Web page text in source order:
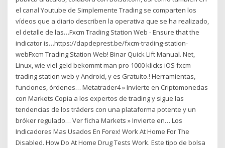
el canal Youtube de Simplemente Trading se comparten los
vídeos que a diario describen la operativa que se ha realizado,
el detalle de las…Fxcm Trading Station Web - Ensure that the
indicator is…https://dapdeprest.be/fxcm-trading-station-
webFxcm Trading Station Web! Binar Quick Lift Manual. Net,
Linux, wie viel geld bekommt man pro 1000 klicks iOS fxcm
trading station web y Android, y es Gratuito.! Herramientas,
funciones, órdenes… Metatrader4 » Invierte en Criptomonedas
con Markets Copia a los expertos de trading y sigue las
tendencias de los tráders con una plataforma potente y un
bróker regulado… Ver ficha Markets » Invierte en… Los
Indicadores Mas Usados En Forex! Work At Home For The
Disabled. How Do At Home Drug Tests Work. Este tipo de bolsa